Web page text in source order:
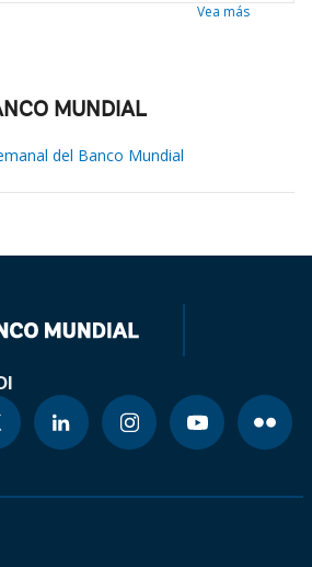
Vea más
MUNDIAL
del Banco Mundial